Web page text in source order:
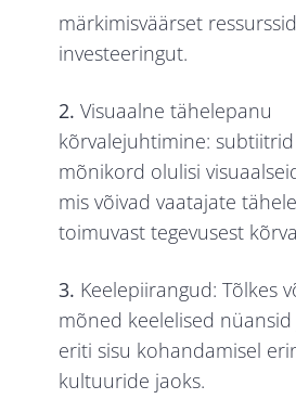
märkimisväärset
investeeringut.
2. Visuaalne tähelepanu
kõrvalejuhtimine:
mõnikord olulisi
mis võivad vaatajate
toimuvast tegevusest
3. Keelepiirangud: Tõlkes
mõned keelelised
eriti sisu kohandamisel
kultuuride jaoks.